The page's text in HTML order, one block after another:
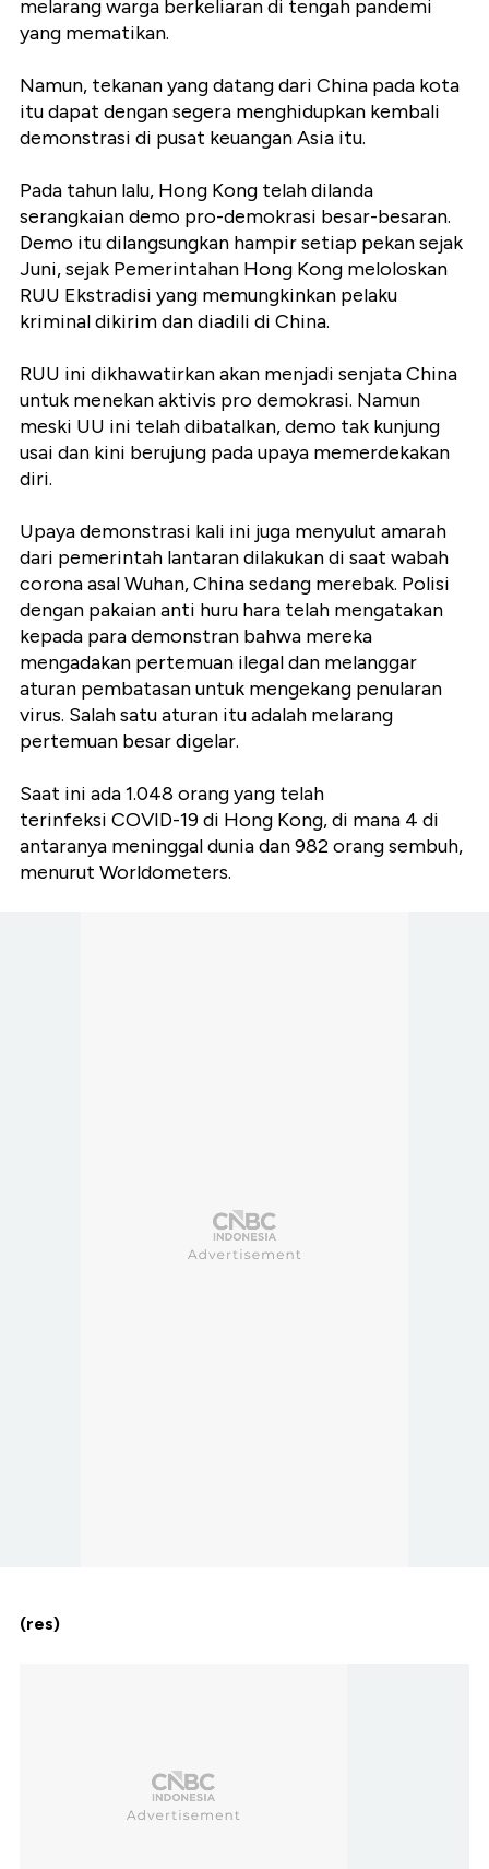
melarang warga berkeliaran di tengah pandemi
yang mematikan.
Namun, tekanan yang datang dari China pada kota
itu dapat dengan segera menghidupkan kembali
demonstrasi di pusat keuangan Asia itu.
Pada tahun lalu, Hong Kong telah dilanda
serangkaian demo pro-demokrasi besar-besaran.
Demo itu dilangsungkan hampir setiap pekan sejak
Juni, sejak Pemerintahan Hong Kong meloloskan
RUU Ekstradisi yang memungkinkan pelaku
kriminal dikirim dan diadili di China.
RUU ini dikhawatirkan akan menjadi senjata China
untuk menekan aktivis pro demokrasi. Namun
meski UU ini telah dibatalkan, demo tak kunjung
usai dan kini berujung pada upaya memerdekakan
diri.
Upaya demonstrasi kali ini juga menyulut amarah
dari pemerintah lantaran dilakukan di saat wabah
corona asal Wuhan, China sedang merebak. Polisi
dengan pakaian anti huru hara telah mengatakan
kepada para demonstran bahwa mereka
mengadakan pertemuan ilegal dan melanggar
aturan pembatasan untuk mengekang penularan
virus. Salah satu aturan itu adalah melarang
pertemuan besar digelar.
Saat ini ada 1.048 orang yang telah
terinfeksi COVID-19 di Hong Kong, di mana 4 di
antaranya meninggal dunia dan 982 orang sembuh,
menurut Worldometers.
(res)